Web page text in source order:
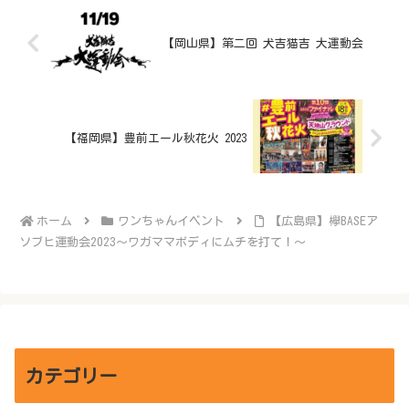
【岡山県】第二回 犬吉猫吉 大運動会
【福岡県】豊前エール秋花火 2023
ホーム ワンちゃんイベント
【広島県】欅BASEア
ソブヒ運動会2023～ワガママボディにムチを打て！～
カテゴリー